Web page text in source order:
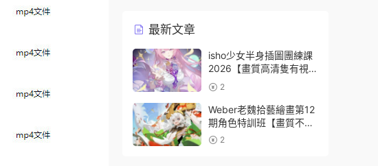
最新文章
isho少女半身插圖團練課
2026【畫質高清隻有視
頻】2
Weber老魏拾藝繪畫第12
期角色特訓班【畫質不錯
隻有視頻】
2